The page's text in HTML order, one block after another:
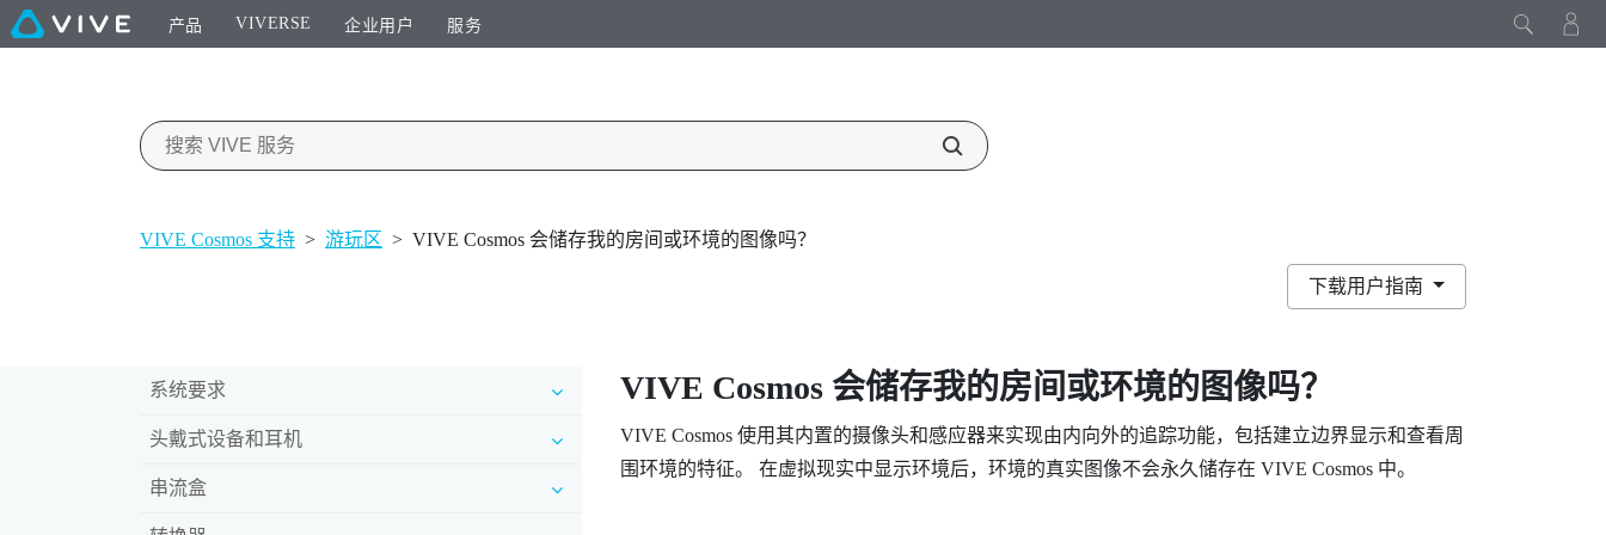
产品 VIVERSE 企业用户 服务
VIVE Cosmos 支持 > 游玩区 > VIVE Cosmos 会储存我的房间或环境的图像吗？
下载用户指南
系统要求
头戴式设备和耳机
串流盒
VIVE Cosmos会储存我的房间或环境的图像吗？
VIVE Cosmos使用其内置的摄像头和感应器来实现由内向外的追踪功能，包括建立边界显示和查看周
围环境的特征。 在虚拟现实中显示环境后，环境的真实图像不会永久储存在 VIVE Cosmos中。